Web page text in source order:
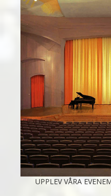
UPPLEV VÅRA